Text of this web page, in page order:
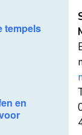
tempels
en